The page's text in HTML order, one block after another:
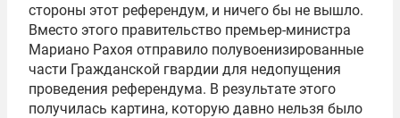
стороны этот референдум, и ничего бы не вышло.
Вместо этого правительство премьер-министра
Мариано Рахоя отправило полувоенизированные
части Гражданской гвардии для недопущения
проведения референдума. В результате этого
получилась картина, которую давно нельзя было